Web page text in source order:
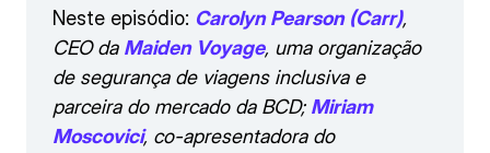
Neste episódio: Carolyn Pearson (Carr),
CEO da Maiden Voyage, uma organização
de segurança de viagens inclusiva e
parceira do mercado da BCD; Miriam
Moscovici, co-apresentadora do